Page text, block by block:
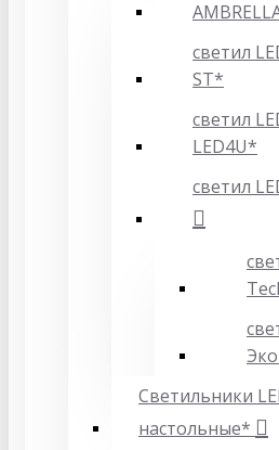
светил
ST*
светил
LED4U*
светил
Светильники
настольные*